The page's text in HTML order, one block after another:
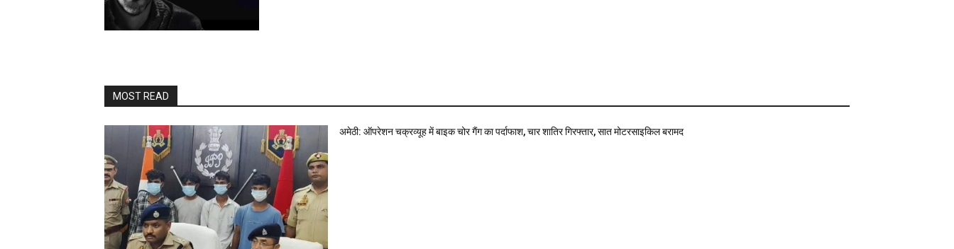
MOST READ
अमेठी: ऑपरेशन चक्रव्यूह में बाइक चोर गैंग का पर्दाफाश, चार शातिर गिरफ्तार, सात मोटरसाइकिल बरामद